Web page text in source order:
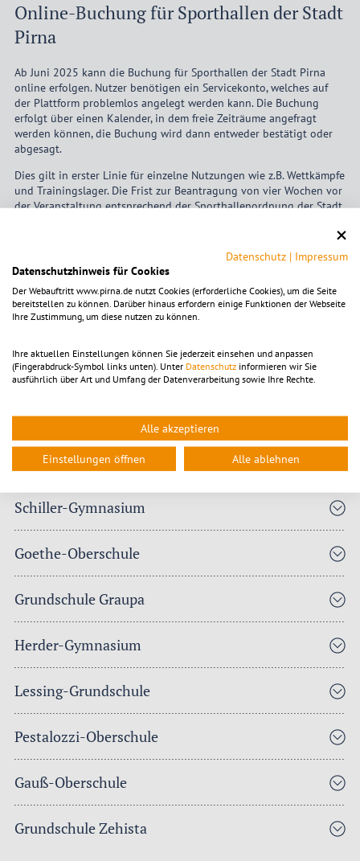
Online-Buchung für Sporthallen der Stadt
Pirna
Ab Juni 2025 kann die Buchung für Sporthallen der Stadt Pirna
online erfolgen. Nutzer benötigen ein Servicekonto, welches auf
der Plattform problemlos angelegt werden kann. Die Buchung
erfolgt über einen Kalender, in dem freie Zeiträume angefragt
werden können, die Buchung wird dann entweder bestätigt oder
abgesagt.
Dies gilt in erster Linie für einzelne Nutzungen wie z.B. Wettkämpfe
und Trainingslager. Die Frist zur Beantragung von vier Wochen vor
der Veranstaltung entsprechend der Sporthallenordnung der Stadt
Stadtverwaltung und den Vereinsvertretern abgesprochen und erst
dann im Sporthallenportal eingetragen.
Turnhallenordnungen
Diesterweg-Grundschule
Schiller-Gymnasium
Goethe-Oberschule
Grundschule Graupa
Herder-Gymnasium
Lessing-Grundschule
Pestalozzi-Oberschule
Gauß-Oberschule
Grundschule Zehista
Datenschutz | Impressum
Datenschutzhinweis für Cookies
Der Webauftritt www.pirna.de nutzt Cookies (erforderliche Cookies), um die Seite
bereitstellen zu können. Darüber hinaus erfordern einige Funktionen der Webseite
Ihre Zustimmung, um diese nutzen zu können.
Ihre aktuellen Einstellungen können Sie jederzeit einsehen und anpassen
(Fingerabdruck-Symbol links unten). Unter Datenschutz informieren wir Sie
ausführlich über Art und Umfang der Datenverarbeitung sowie Ihre Rechte.
Alle akzeptieren
Einstellungen öffnen Alle ablehnen